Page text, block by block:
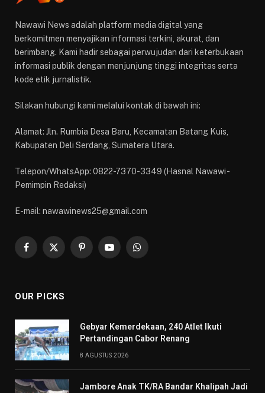
Nawawi News adalah platform media digital yang
berkomitmen menyajikan informasi terkini, akurat, dan
berimbang. Kami hadir sebagai perwujudan dari keterbukaan
informasi publik dengan menjunjung tinggi integritas serta
kode etik jurnalistik.
Silakan hubungi kami melalui kontak di bawah ini:
Alamat: Jln. Rumbia Desa Baru, Kecamatan Batang Kuis,
Kabupaten Deli Serdang, Sumatera Utara.
Telepon/WhatsApp: 0822-7370-3349 (Hasnal Nawawi -
Pemimpin Redaksi)
E-mail: nawawinews25@gmail.com
Facebook
X
PinterestYouTubeWhatsApp
OUR PICKS
Gebyar Kemerdekaan, 240 Atlet Ikuti
Pertandingan Cabor Renang
8 AGUSTUS 2026
Jambore Anak TK/RA Bandar Khalipah Jadi